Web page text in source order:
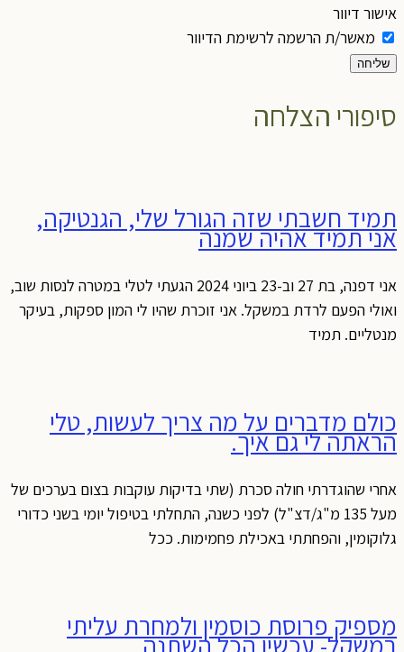
אישור דיוור
מאשר/ת הרשמה לרשימת הדיוור
שליחה
סיפורי הצלחה
תמיד חשבתי שזה הגורל שלי, הגנטיקה,
אני תמיד אהיה שמנה
אני דפנה, בת 27 וב-23 ביוני 2024 הגעתי לטלי במטרה לנסות שוב,
ואולי הפעם לרדת במשקל. אני זוכרת שהיו לי המון ספקות, בעיקר
מנטליים. תמיד
כולם מדברים על מה צריך לעשות, טלי
הראתה לי גם איך.
אחרי שהוגדרתי חולה סכרת (שתי בדיקות עוקבות בצום בערכים של
מעל 135 מ"ג/דצ"ל) לפני כשנה, התחלתי בטיפול יומי בשני כדורי
גלוקומין, והפחתתי באכילת פחמימות. ככל
מספיק פרוסת כוסמין ולמחרת עליתי
במשקל- עכשיו הכל השתנה